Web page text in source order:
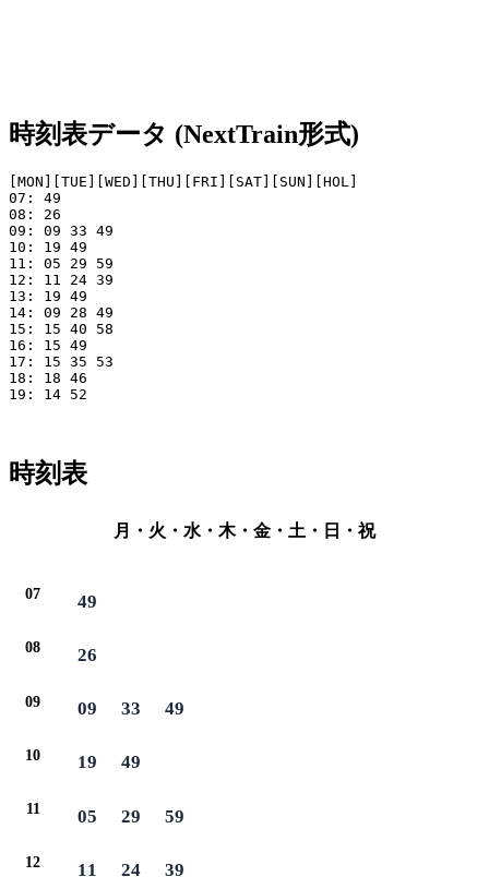
時刻表データ (NextTrain形式)
[MON][TUE][WED][THU][FRI][SAT][SUN][HOL]
07: 49
08: 26
09: 09 33 49
10: 19 49
11: 05 29 59
12: 11 24 39
13: 19 49
14: 09 28 49
15: 15 40 58
16: 15 49
17: 15 35 53
18: 18 46
19: 14 52
時刻表
月・火・水・木・金・土・日・祝
07 49
08 26
09 09 33 49
10 19 49
11 05 29 59
12 11 24 39